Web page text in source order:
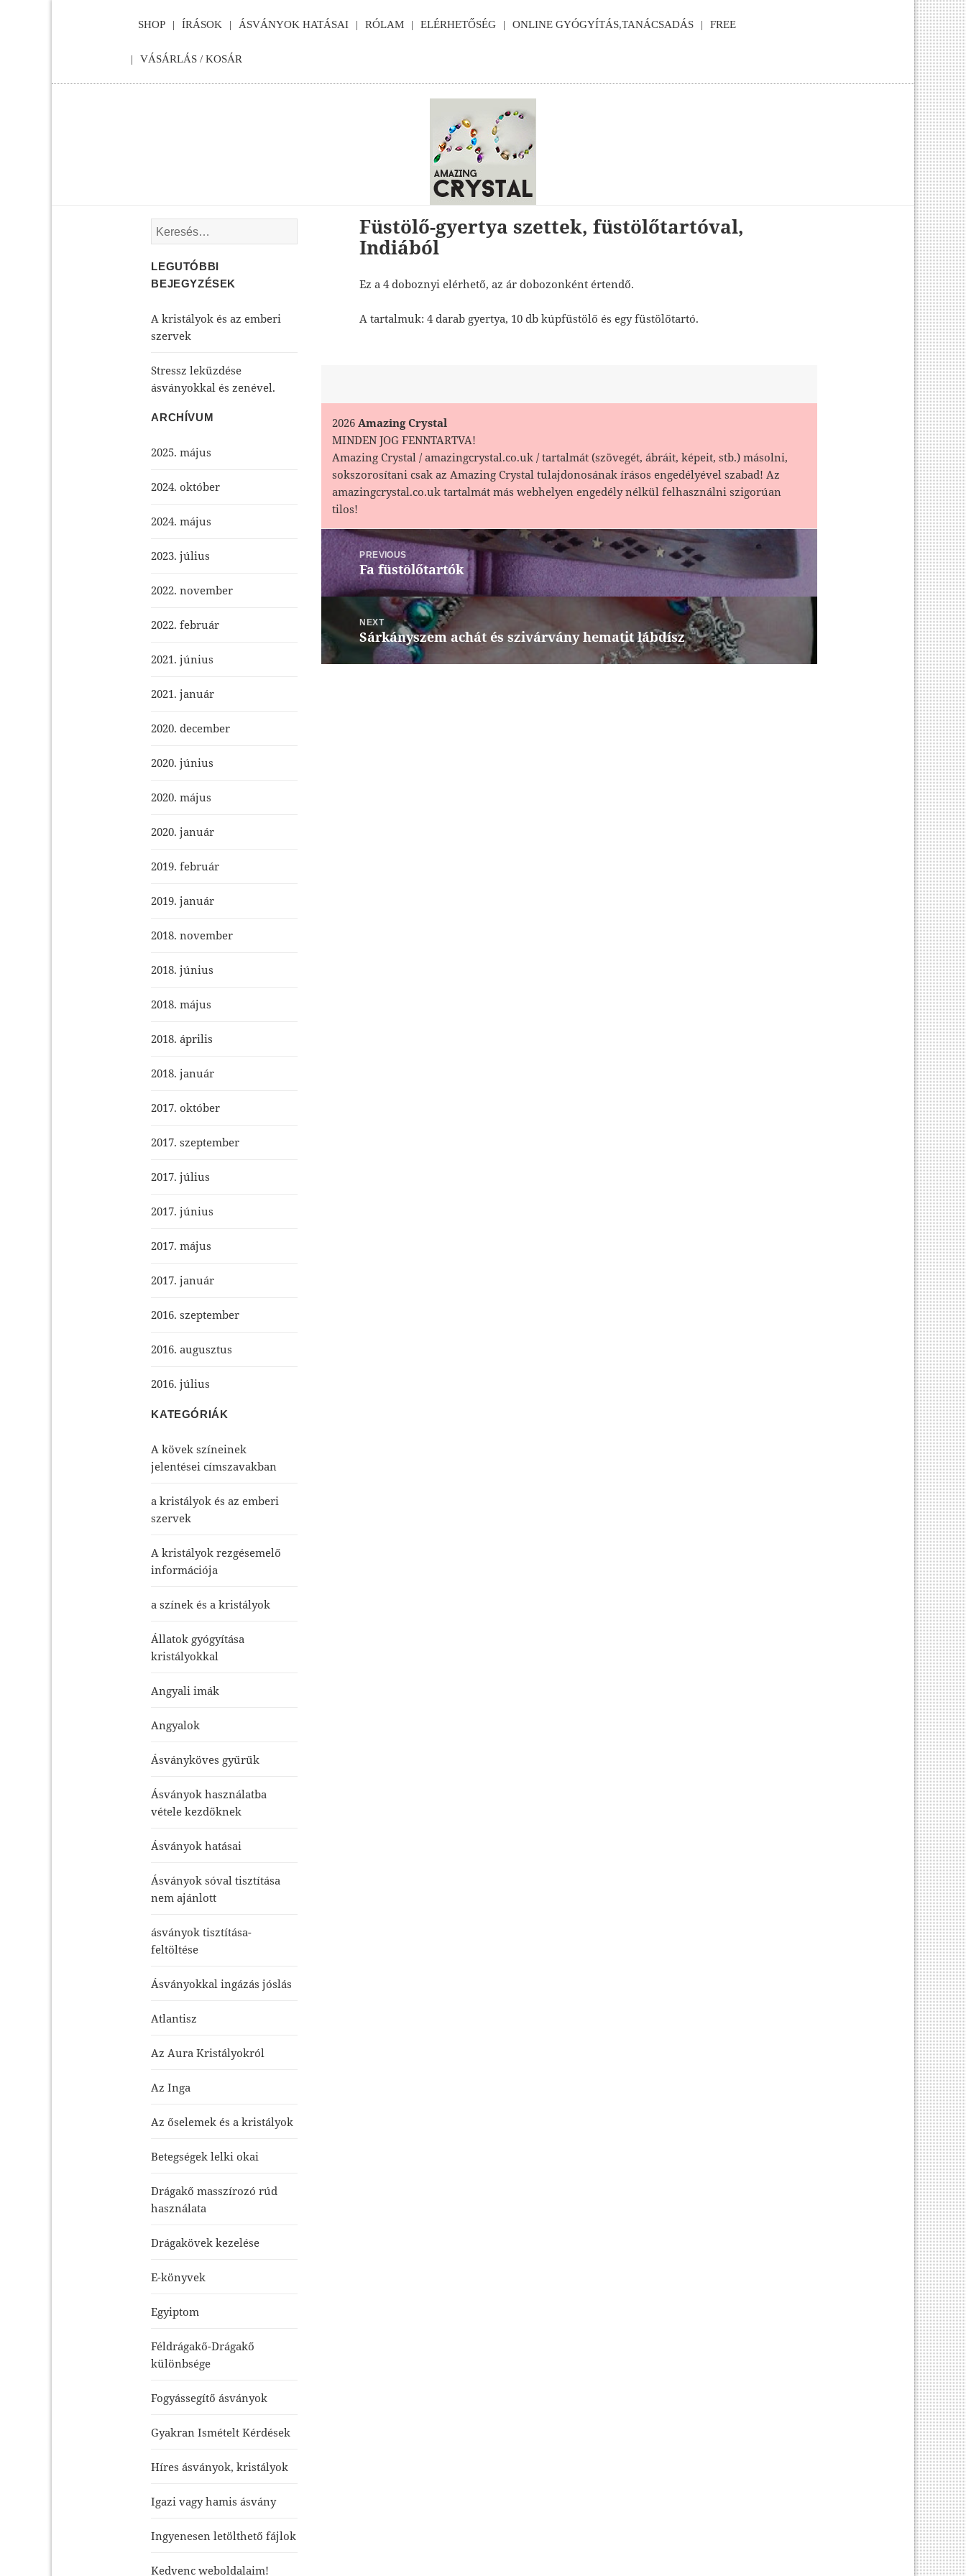
SHOP ÍRÁSOK ÁSVÁNYOK HATÁSAI RÓLAM ELÉRHETŐSÉG ONLINE GYÓGYÍTÁS,TANÁCSADÁS FREE
VÁSÁRLÁS / KOSÁR
Füstölő-gyertya szettek, füstölőtartóval,
Indiából
Ez a 4 doboznyi elérhető, az ár dobozonként értendő.
A tartalmuk: 4 darab gyertya, 10 db kúpfüstölő és egy füstölőtartó.
2026 Amazing Crystal
MINDEN JOG FENNTARTVA!
Amazing Crystal / amazingcrystal.co.uk / tartalmát (szövegét, ábráit, képeit, stb.) másolni,
sokszorosítani csak az Amazing Crystal tulajdonosának írásos engedélyével szabad! Az
amazingcrystal.co.uk tartalmát más webhelyen engedély nélkül felhasználni szigorúan
tilos!
Bejegyzés
navigációPREVIOUS
Previous
post:
Fa füstölőtartók
NEXT
Next
post:
Sárkányszem achát és szivárvány hematit lábdísz
Keresés:
LEGUTÓBBI
BEJEGYZÉSEK
A kristályok és az emberi
szervek
Stressz leküzdése
ásványokkal és zenével.
ARCHÍVUM
2025. május
2024. október
2024. május
2023. július
2022. november
2022. február
2021. június
2021. január
2020. december
2020. június
2020. május
2020. január
2019. február
2019. január
2018. november
2018. június
2018. május
2018. április
2018. január
2017. október
2017. szeptember
2017. július
2017. június
2017. május
2017. január
2016. szeptember
2016. augusztus
2016. július
KATEGÓRIÁK
A kövek színeinek
jelentései címszavakban
a kristályok és az emberi
szervek
A kristályok rezgésemelő
információja
a színek és a kristályok
Állatok gyógyítása
kristályokkal
Angyali imák
Angyalok
Ásványköves gyűrűk
Ásványok használatba
vétele kezdőknek
Ásványok hatásai
Ásványok sóval tisztítása
nem ajánlott
ásványok tisztítása-
feltöltése
Ásványokkal ingázás jóslás
Atlantisz
Az Aura Kristályokról
Az Inga
Az őselemek és a kristályok
Betegségek lelki okai
Drágakő masszírozó rúd
használata
Drágakövek kezelése
E-könyvek
Egyiptom
Féldrágakő-Drágakő
különbsége
Fogyássegítő ásványok
Gyakran Ismételt Kérdések
Híres ásványok, kristályok
Igazi vagy hamis ásvány
Ingyenesen letölthető fájlok
Kedvenc weboldalaim!